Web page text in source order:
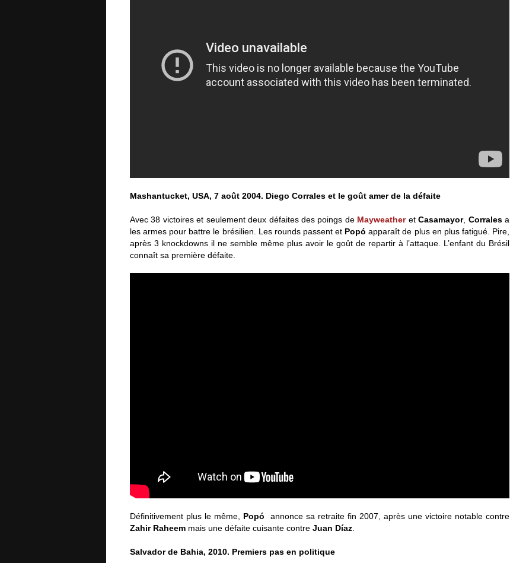
Mashantucket, USA, 7 août 2004. Diego Corrales et le goût amer de la défaite
Avec 38 victoires et seulement deux défaites des poings de MayweatheretCasamayor, Corralesa
les armes pour battre le brésilien. Les rounds passent et Popó apparaît de plus en plus fatigué. Pire,
après 3 knockdowns il ne semble même plus avoir le goût de repartir à l’attaque. L’enfant du Brésil
connaît sa première défaite.
Définitivement plus le même, Popó annonce sa retraite fin 2007, après une victoire notable contre
Zahir Raheem mais une défaite cuisante contre Juan Díaz
Salvador de Bahia, 2010. Premiers pas en politique